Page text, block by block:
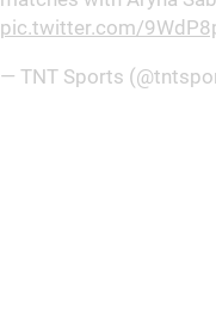
pic.twitter.com/
— TNT Sports